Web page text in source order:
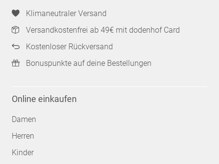
Klimaneutraler Versand
Versandkostenfrei ab 49€ mit dodenhof Card
Kostenloser Rückversand
Bonuspunkte auf deine Bestellungen
Online einkaufen
Damen
Herren
Kinder